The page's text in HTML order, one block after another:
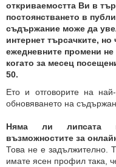
откриваемостта Ви в
постоянстването в
съдържание може да
интернет търсачките,
ежедневните промени
когато за месец
50.
Ето и отговорите на
обновяването на
Няма ли липсата
възможностите за
Това не е задължително.
имате ясен профил така,